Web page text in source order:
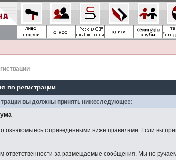
по регистрации
вы должны принять нижеследующее:
ознакомьтесь с приведенными ниже правилами. Если вы
ответственности за размещаемые сообщения. Мы не